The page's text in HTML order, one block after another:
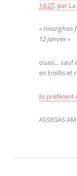
14:27, par
« Imazighen
12 janvier »
ouais... sauf
en treillis et
ils préfèrent
ASSEGAS